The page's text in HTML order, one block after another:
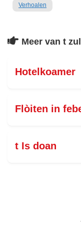
Verhoalen
Meer van t
Hotelkoamer
Flòiten in
t Is doan